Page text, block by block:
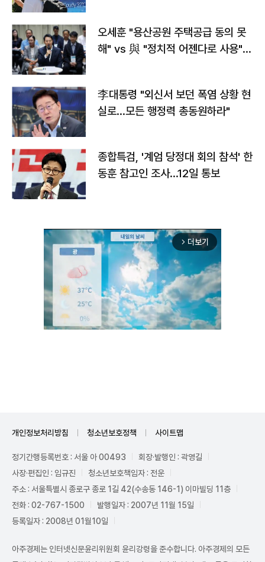
오세훈 "용산공원 주택공급 동의 못
해" vs 與 "정치적 어젠다로 사용"
李대통령 "외신서 보던 폭염 상황 현
실로…모든 행정력 총동원하라"
종합특검, '계엄 당정대 회의 참석' 한
동훈 참고인 조사...12일 통보
arrow_forward_ios 더보기
개인정보처리방침 청소년보호정책 사이트맵
정기간행등록번호 : 서울 아 00493
회장·발행인 : 곽영길
사장·편집인 : 임규진
청소년보호책임자 : 전운
주소 : 서울특별시 종로구 종로 1길 42(수송동 146-1) 이마빌딩 11층
전화 : 02-767-1500
발행일자 : 2007년 11월 15일
등록일자 : 2008년 01월10일
아주경제는 인터넷신문윤리위원회 윤리강령을 준수합니다. 아주경제의 모든